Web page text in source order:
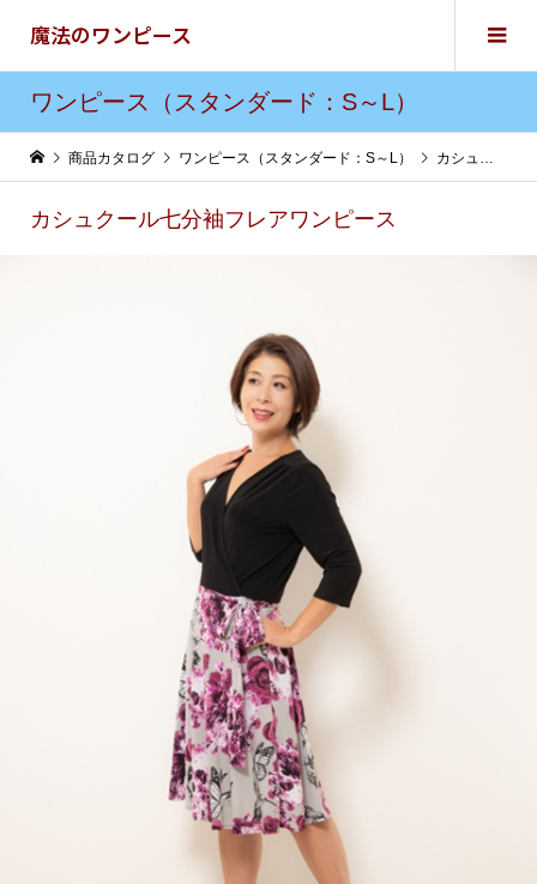
魔法のワンピース
ワンピース（スタンダード：S～L）
商品カタログ ワンピース（スタンダード：S～L） カシュクール七分袖フレアワンピース
カシュクール七分袖フレアワンピース